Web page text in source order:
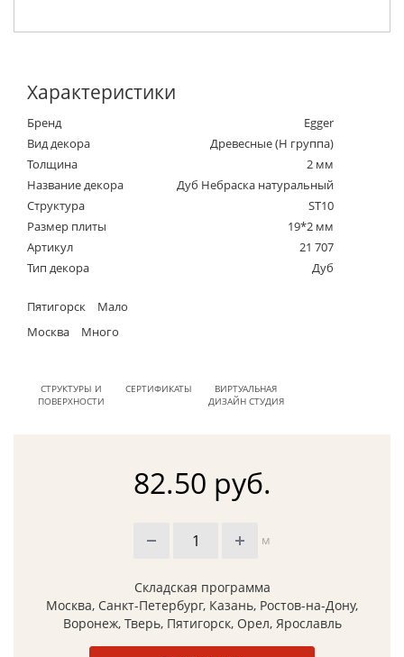
Характеристики
Бренд
Egger
Вид декора
Древесные (Н группа)
Толщина
2 мм
Название декора
Дуб Небраска натуральный
Структура
ST10
Размер плиты
19*2 мм
Артикул
21 707
Тип декора
Дуб
Пятигорск
Мало
Москва
Много
СТРУКТУРЫ И
ПОВЕРХНОСТИ
СЕРТИФИКАТЫ
ВИРТУАЛЬНАЯ
ДИЗАЙН СТУДИЯ
82.50 руб.
м
Складская программа
Москва, Санкт-Петербург, Казань, Ростов-на-Дону,
Воронеж, Тверь, Пятигорск, Орел, Ярославль